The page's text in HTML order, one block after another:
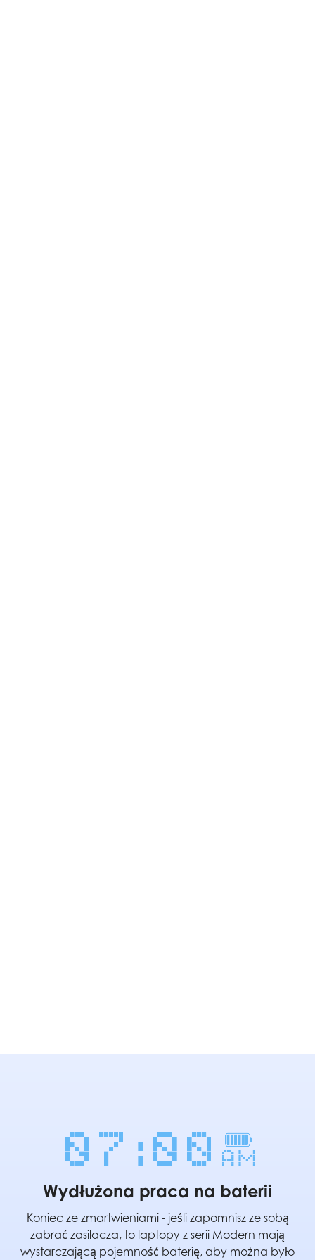
Wydłużona praca na baterii
Koniec ze zmartwieniami - jeśli zapomnisz ze sobą
zabrać zasilacza, to laptopy z serii Modern mają
wystarczającą pojemność baterię, aby można było